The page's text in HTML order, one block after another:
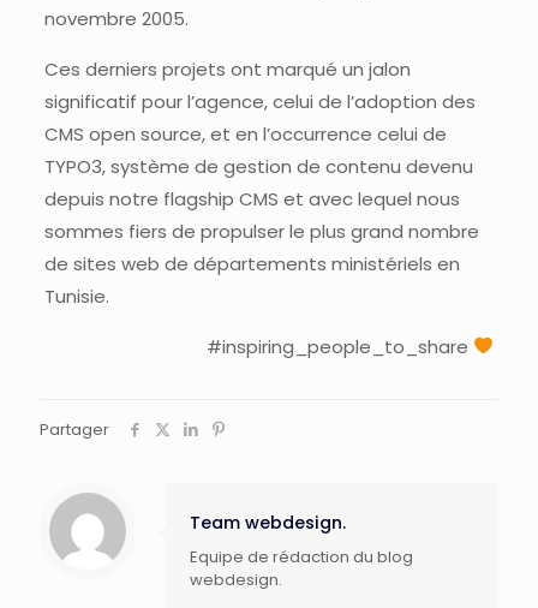
novembre 2005.
Ces derniers projets ont marqué un jalon
significatif pour l’agence, celui de l’adoption des
CMS open source, et en l’occurrence celui de
TYPO3, système de gestion de contenu devenu
depuis notre flagship CMS et avec lequel nous
sommes fiers de propulser le plus grand nombre
de sites web de départements ministériels en
Tunisie.
#inspiring_people_to_share
Partager
Team webdesign.
Equipe de rédaction du blog
webdesign.